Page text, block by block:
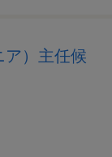
ア）主任候